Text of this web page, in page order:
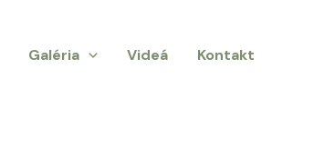
Galéria Videá Kontakt